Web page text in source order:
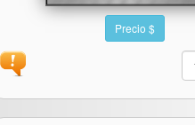
Precio $